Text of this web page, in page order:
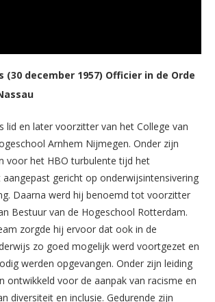
(30 december 1957) Officier in de Orde
lid en later voorzitter van het College van
Arnhem Nijmegen. Onder zijn
voor het HBO turbulente tijd het
gericht op onderwijsintensivering
Daarna werd hij benoemd tot voorzitter
Bestuur van de Hogeschool Rotterdam.
zorgde hij ervoor dat ook in de
zo goed mogelijk werd voortgezet en
werden opgevangen. Onder zijn leiding
ontwikkeld voor de aanpak van racisme en
diversiteit en inclusie. Gedurende zijn